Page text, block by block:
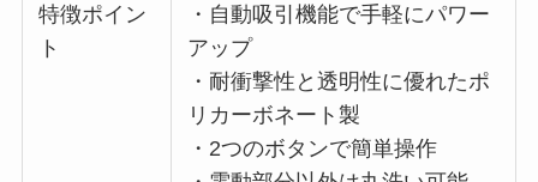
特徴ポイン
ト
・自動吸引機能で手軽にパワー
アップ
・耐衝撃性と透明性に優れたポ
リカーボネート製
・2つのボタンで簡単操作